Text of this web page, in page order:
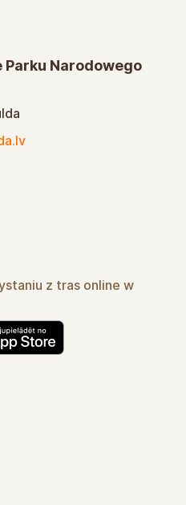
Narodowego
z tras online w